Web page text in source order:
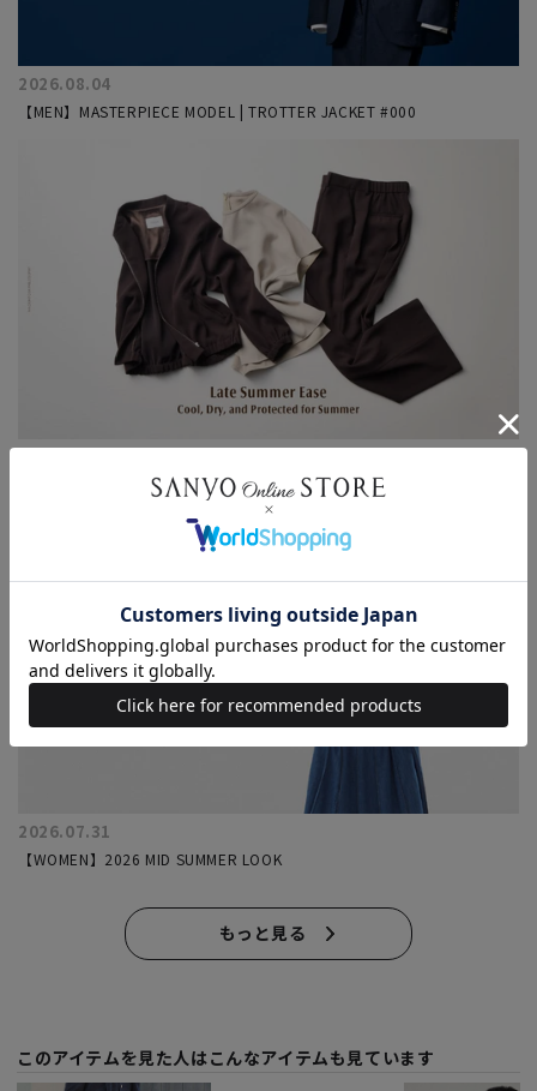
2026.08.04
【MEN】MASTERPIECE MODEL | TROTTER JACKET #000
【WOMEN】Late Summer Ease
2026.07.31
【WOMEN】2026 MID SUMMER LOOK
もっと見る
このアイテムを見た人はこんなアイテムも見ています